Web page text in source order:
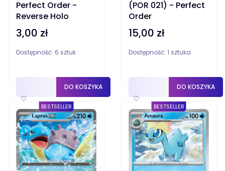
Perfect Order -
Reverse Holo
Cena
3,00 zł
Dostępność: 6 sztuk
♡
DO KOSZYKA
(POR 021) - Perfect
Order
Cena
15,00 zł
Dostępność: 1 sztuka
♡
DO KOSZYKA
BESTSELLER BESTSELLER